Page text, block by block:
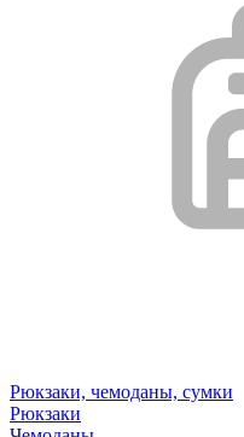
Рюкзаки, чемоданы, сумки
Рюкзаки